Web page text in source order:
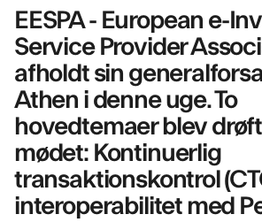
EESPA - European e-
Service Provider
afholdt sin
Athen i denne uge. To
hovedtemaer blev
mødet: Kontinuerlig
transaktionskontrol
interoperabilitet med